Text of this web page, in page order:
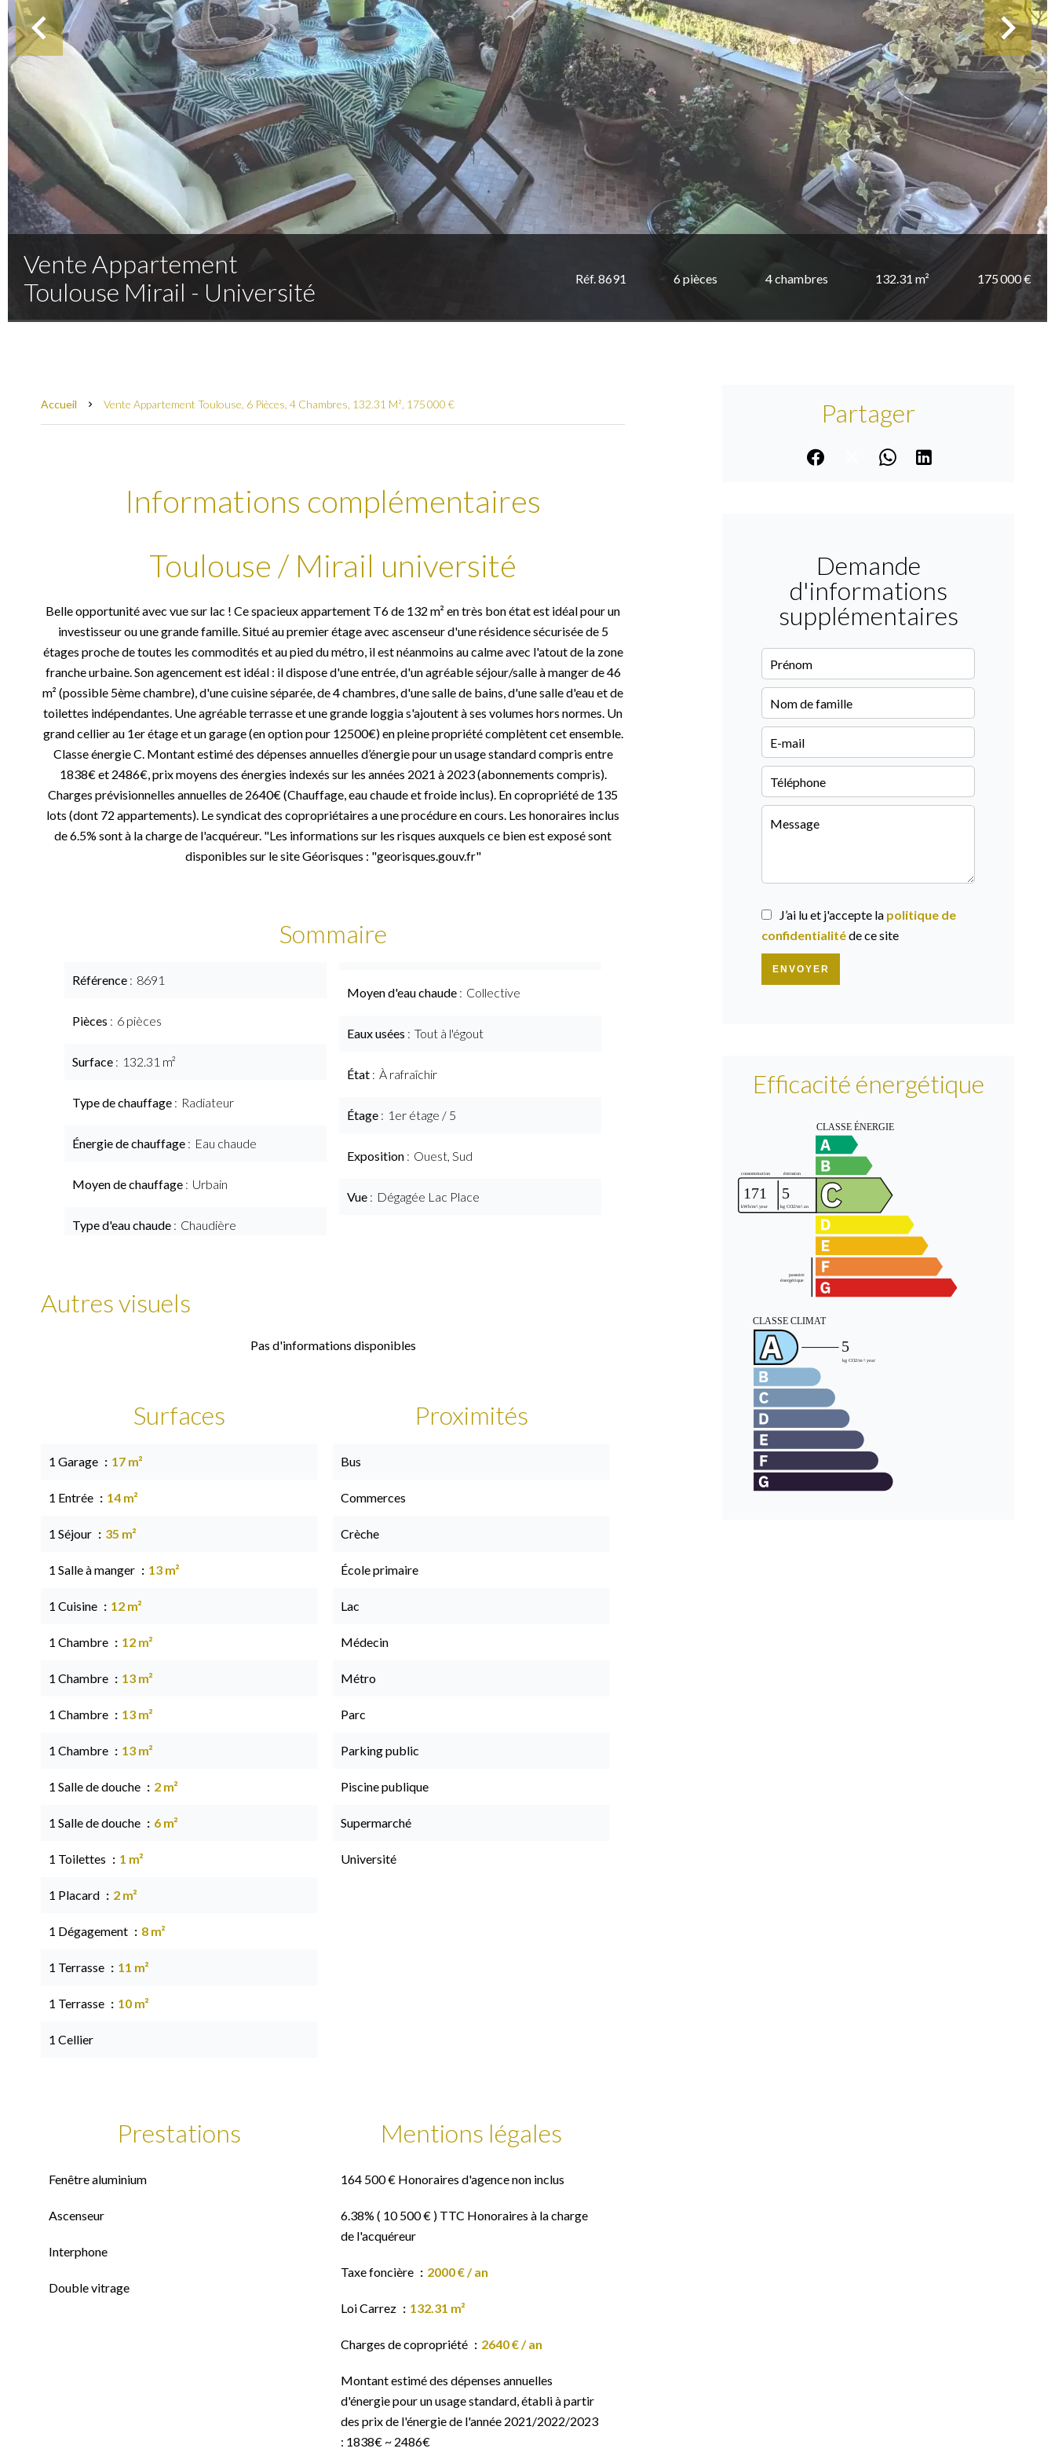
Vente Appartement
Toulouse Mirail - Université
Réf. 8691 6 pièces 4 chambres 132.31 m² 175 000 €
Accueil Vente Appartement Toulouse, 6 Pièces, 4 Chambres, 132.31 M², 175 000 €
Informations complémentaires
Toulouse / Mirail université
Belle opportunité avec vue sur lac ! Ce spacieux appartement T6 de 132 m² en très bon état est idéal pour un
investisseur ou une grande famille. Situé au premier étage avec ascenseur d'une résidence sécurisée de 5
étages proche de toutes les commodités et au pied du métro, il est néanmoins au calme avec l'atout de la zone
franche urbaine. Son agencement est idéal : il dispose d'une entrée, d'un agréable séjour/salle à manger de 46
m² (possible 5ème chambre), d'une cuisine séparée, de 4 chambres, d'une salle de bains, d'une salle d'eau et de
toilettes indépendantes. Une agréable terrasse et une grande loggia s'ajoutent à ses volumes hors normes. Un
grand cellier au 1er étage et un garage (en option pour 12500€) en pleine propriété complètent cet ensemble.
Classe énergie C. Montant estimé des dépenses annuelles d’énergie pour un usage standard compris entre
1838€ et 2486€, prix moyens des énergies indexés sur les années 2021 à 2023 (abonnements compris).
Charges prévisionnelles annuelles de 2640€ (Chauffage, eau chaude et froide inclus). En copropriété de 135
lots (dont 72 appartements). Le syndicat des copropriétaires a une procédure en cours. Les honoraires inclus
de 6.5% sont à la charge de l'acquéreur. "Les informations sur les risques auxquels ce bien est exposé sont
disponibles sur le site Géorisques : "georisques.gouv.fr"
Sommaire
Référence 8691
Pièces 6 pièces
Surface 132.31 m²
Type de chauffage Radiateur
Énergie de chauffage Eau chaude
Moyen de chauffage Urbain
Type d'eau chaude Chaudière
Moyen d'eau chaude Collective
Eaux usées Tout à l'égout
État À rafraîchir
Étage 1er étage / 5
Exposition Ouest, Sud
Vue Dégagée Lac Place
Autres visuels
Pas d'informations disponibles
Surfaces
1 Garage 17 m²
1 Entrée 14 m²
1 Séjour 35 m²
1 Salle à manger 13 m²
1 Cuisine 12 m²
1 Chambre 12 m²
1 Chambre 13 m²
1 Chambre 13 m²
1 Chambre 13 m²
1 Salle de douche 2 m²
1 Salle de douche 6 m²
1 Toilettes 1 m²
1 Placard 2 m²
1 Dégagement 8 m²
1 Terrasse 11 m²
1 Terrasse 10 m²
1 Cellier
Proximités
Bus
Commerces
Crèche
École primaire
Lac
Médecin
Métro
Parc
Parking public
Piscine publique
Supermarché
Université
Prestations
Fenêtre aluminium
Ascenseur
Interphone
Double vitrage
Mentions légales
164 500 € Honoraires d'agence non inclus
6.38% ( 10 500 € ) TTC Honoraires à la charge
de l'acquéreur
Taxe foncière 2000 € / an
Loi Carrez 132.31 m²
Charges de copropriété 2640 € / an
Montant estimé des dépenses annuelles
d'énergie pour un usage standard, établi à partir
des prix de l'énergie de l'année 2021/2022/2023
: 1838€ ~ 2486€
Partager
Demande
d'informations
supplémentaires
J’ai lu et j'accepte la politique de
confidentialitéde ce site
ENVOYER
Efficacité énergétique